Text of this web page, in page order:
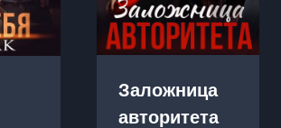
Заложница
авторитета